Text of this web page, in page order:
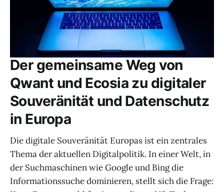
Der gemeinsame Weg von
Qwant und Ecosia zu digitaler
Souveränität und Datenschutz
in Europa
Die digitale Souveränität Europas ist ein zentrales
Thema der aktuellen Digitalpolitik. In einer Welt, in
der Suchmaschinen wie Google und Bing die
Informationssuche dominieren, stellt sich die Frage: